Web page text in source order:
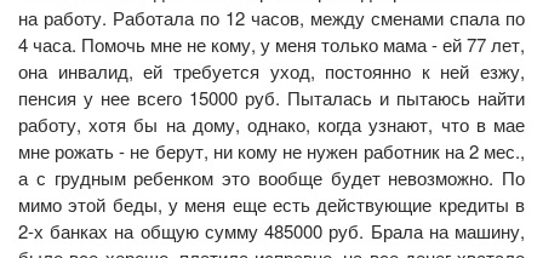
на работу. Работала по 12 часов, между сменами спала по
4 часа. Помочь мне не кому, у меня только мама - ей 77 лет,
она инвалид, ей требуется уход, постоянно к ней езжу,
пенсия у нее всего 15000 руб. Пыталась и пытаюсь найти
работу, хотя бы на дому, однако, когда узнают, что в мае
мне рожать - не берут, ни кому не нужен работник на 2 мес.,
а с грудным ребенком это вообще будет невозможно. По
мимо этой беды, у меня еще есть действующие кредиты в
2-х банках на общую сумму 485000 руб. Брала на машину,